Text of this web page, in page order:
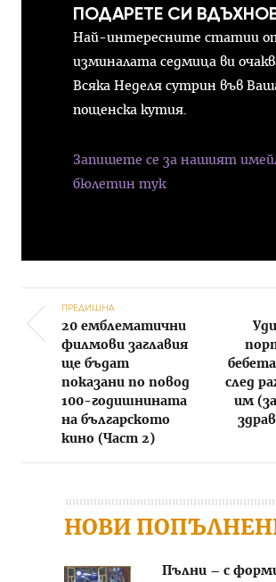
ПОДАРЕТЕ СИ
Най-интересните статии
изминалата седмица ви
Всяка Неделя сутрин във
пощенска кутия.
Запишете се за нашият
бюлетин тук
Post navigation
ПРЕДИШНА
20 емблематични
филмови заглавия
ще бъдат
показани по повод
100-годишнината
на българското
кино (Част 2)
след
им
НОВИ
Пълни – с